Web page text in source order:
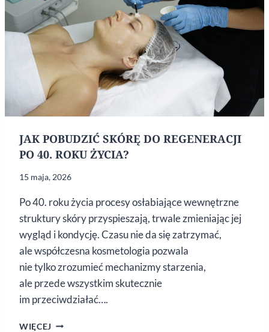
JAK POBUDZIĆ SKÓRĘ DO REGENERACJI
PO 40. ROKU ŻYCIA?
15 maja, 2026
Po 40. roku życia procesy osłabiające wewnętrzne
struktury skóry przyspieszają, trwale zmieniając jej
wygląd i kondycję. Czasu nie da się zatrzymać,
ale współczesna kosmetologia pozwala
nie tylko zrozumieć mechanizmy starzenia,
ale przede wszystkim skutecznie
im przeciwdziałać….
WIĘCEJ JAK